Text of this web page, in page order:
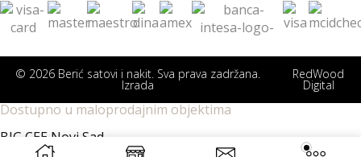
© 2026 Berić satovi i nakit. Sva prava zadržana.
Izrada
RedWood
Digital
Dostupno u maloprodajnim objektima
BIG CEE Novi Sad
Sentandrejski put 11 Novi Sad Detaljnije